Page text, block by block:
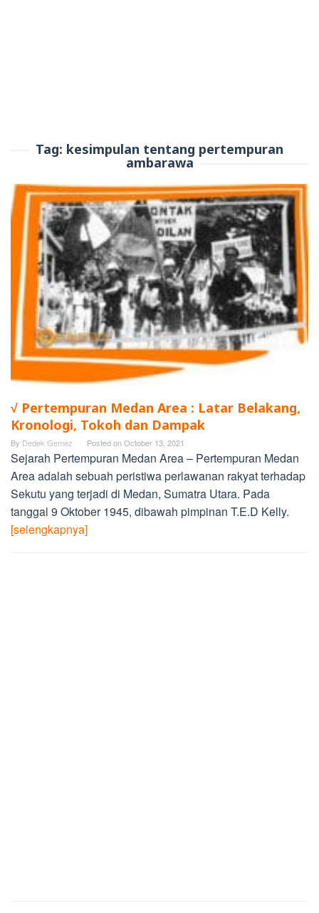
Tag: kesimpulan tentang pertempuran
ambarawa
√ Pertempuran Medan Area : Latar Belakang,
Kronologi, Tokoh dan Dampak
By Dedek Gemez Posted onOctober 13, 2021
Sejarah Pertempuran Medan Area – Pertempuran Medan
Area adalah sebuah peristiwa perlawanan rakyat terhadap
Sekutu yang terjadi di Medan, Sumatra Utara. Pada
tanggal 9 Oktober 1945, dibawah pimpinan T.E.D Kelly.
[selengkapnya]